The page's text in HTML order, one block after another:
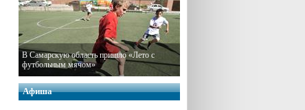
В Самарскую область пришло «Лето с
футбольным мячом»
Афиша